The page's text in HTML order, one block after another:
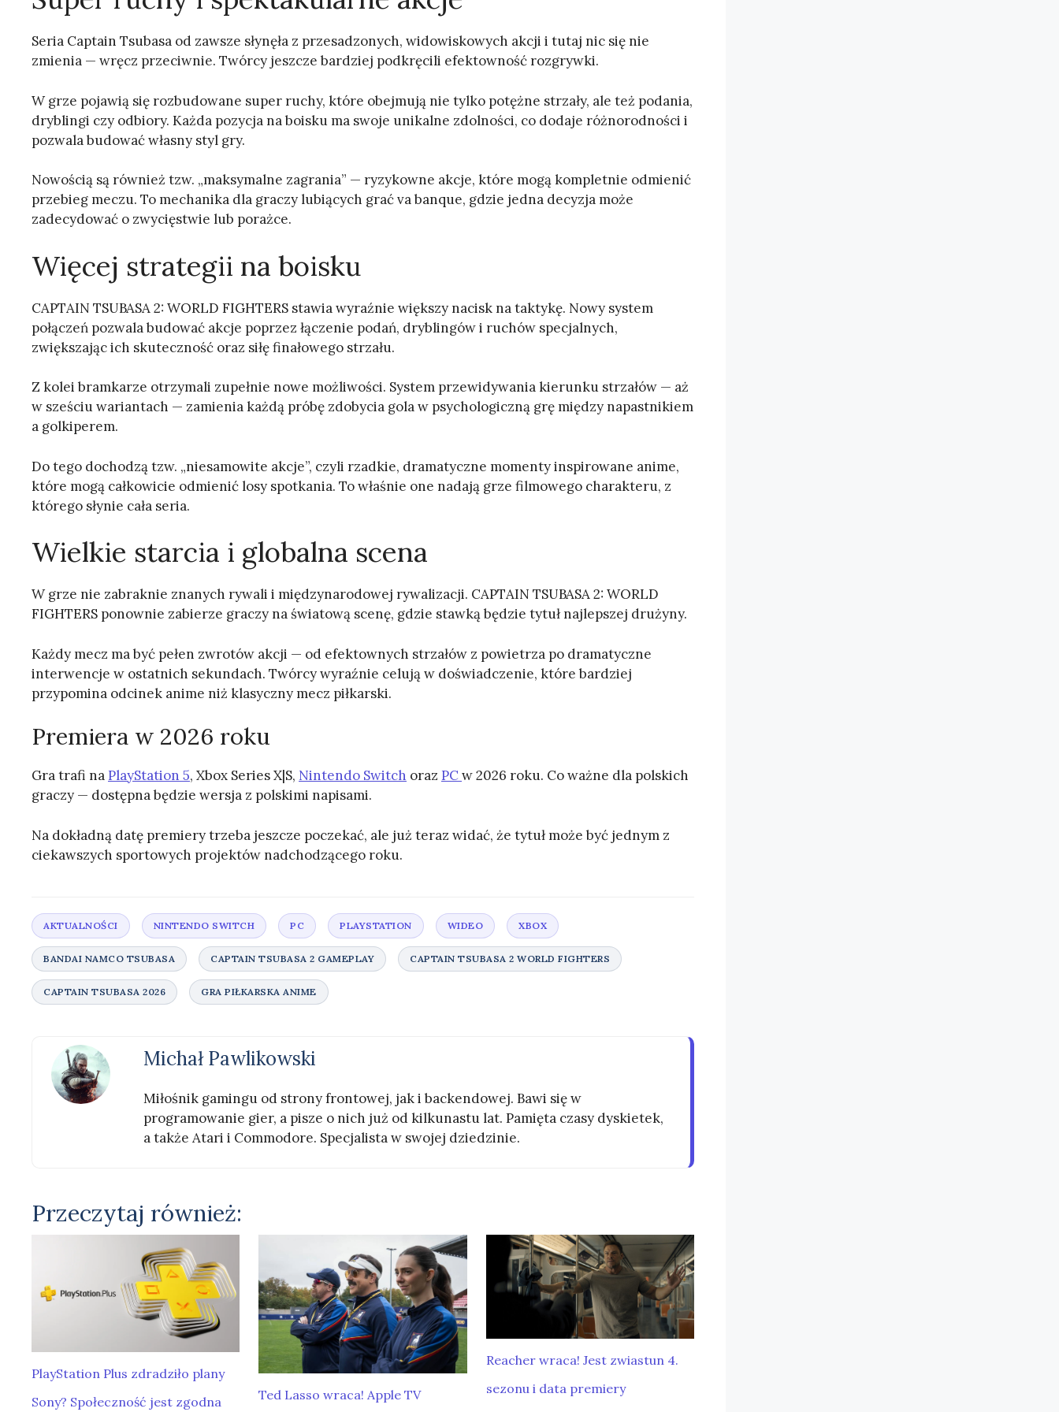
Seria Captain Tsubasa od zawsze słynęła z przesadzonych, widowiskowych akcji i tutaj nic się nie
zmienia — wręcz przeciwnie. Twórcy jeszcze bardziej podkręcili efektowność rozgrywki.
W grze pojawią się rozbudowane super ruchy, które obejmują nie tylko potężne strzały, ale też podania,
dryblingi czy odbiory. Każda pozycja na boisku ma swoje unikalne zdolności, co dodaje różnorodności i
pozwala budować własny styl gry.
Nowością są również tzw. „maksymalne zagrania” — ryzykowne akcje, które mogą kompletnie odmienić
przebieg meczu. To mechanika dla graczy lubiących grać va banque, gdzie jedna decyzja może
zadecydować o zwycięstwie lub porażce.
Więcej strategii na boisku
CAPTAIN TSUBASA 2: WORLD FIGHTERS stawia wyraźnie większy nacisk na taktykę. Nowy system
połączeń pozwala budować akcje poprzez łączenie podań, dryblingów i ruchów specjalnych,
zwiększając ich skuteczność oraz siłę finałowego strzału.
Z kolei bramkarze otrzymali zupełnie nowe możliwości. System przewidywania kierunku strzałów — aż
w sześciu wariantach — zamienia każdą próbę zdobycia gola w psychologiczną grę między napastnikiem
a golkiperem.
Do tego dochodzą tzw. „niesamowite akcje”, czyli rzadkie, dramatyczne momenty inspirowane anime,
które mogą całkowicie odmienić losy spotkania. To właśnie one nadają grze filmowego charakteru, z
którego słynie cała seria.
Wielkie starcia i globalna scena
W grze nie zabraknie znanych rywali i międzynarodowej rywalizacji. CAPTAIN TSUBASA 2: WORLD
FIGHTERS ponownie zabierze graczy na światową scenę, gdzie stawką będzie tytuł najlepszej drużyny.
Każdy mecz ma być pełen zwrotów akcji — od efektownych strzałów z powietrza po dramatyczne
interwencje w ostatnich sekundach. Twórcy wyraźnie celują w doświadczenie, które bardziej
przypomina odcinek anime niż klasyczny mecz piłkarski.
Premiera w 2026 roku
Gra trafi naPlayStation 5, Xbox Series X|S, Nintendo Switch oraz PCw 2026 roku. Co ważne dla polskich
graczy — dostępna będzie wersja z polskimi napisami.
Na dokładną datę premiery trzeba jeszcze poczekać, ale już teraz widać, że tytuł może być jednym z
ciekawszych sportowych projektów nadchodzącego roku.
Michał Pawlikowski
Miłośnik gamingu od strony frontowej, jak i backendowej. Bawi się w
programowanie gier, a pisze o nich już od kilkunastu lat. Pamięta czasy dyskietek,
a także Atari i Commodore. Specjalista w swojej dziedzinie.
Przeczytaj również:
PlayStation Plus zdradziło plany
Sony? Społeczność jest zgodna
Ted Lasso wraca! Apple TV
Reacher wraca! Jest zwiastun 4.
sezonu i data premiery